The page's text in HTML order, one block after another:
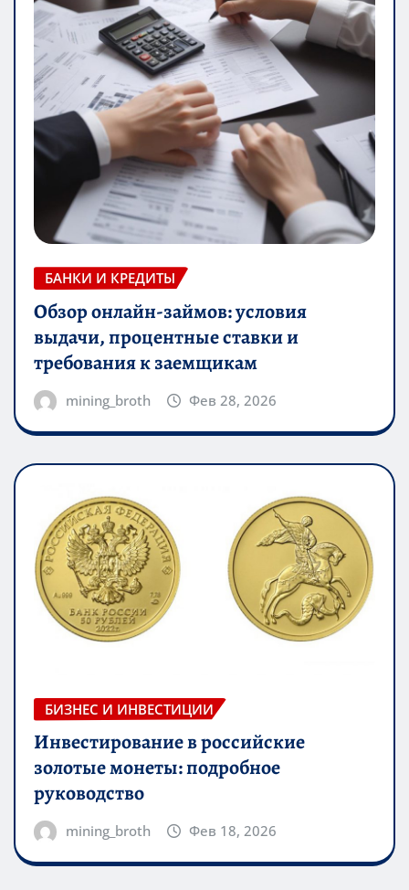
БАНКИ И КРЕДИТЫ
Обзор онлайн-займов: условия
выдачи, процентные ставки и
требования к заемщикам
mining_broth Фев 28, 2026
БИЗНЕС И ИНВЕСТИЦИИ
Инвестирование в российские
золотые монеты: подробное
руководство
mining_broth Фев 18, 2026